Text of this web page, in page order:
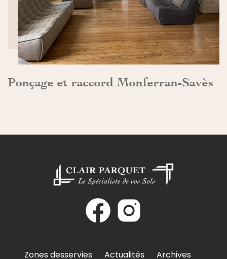
Ponçage et raccord Monferran-Savès
Zones desservies Actualités Archives